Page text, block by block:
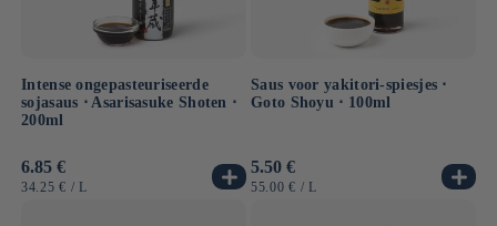
Intense ongepasteuriseerde
sojasaus ⋅ Asarisasuke Shoten ⋅
200ml
Normale
prijs
6.85 €
EENHEIDSPRIJS
34.25 € / PER
L
Saus voor yakitori-spiesjes ⋅
Goto Shoyu ⋅ 100ml
Normale
prijs
5.50 €
EENHEIDSPRIJS
55.00 € / PER
L